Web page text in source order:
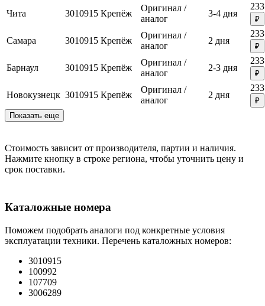
Чита 3010915 Крепёж
Оригинал /
аналог
3-4 дня
₽
Самара 3010915 Крепёж
Оригинал /
аналог
2 дня
₽
Барнаул 3010915 Крепёж
Оригинал /
аналог
2-3 дня
₽
Новокузнецк 3010915 Крепёж
Оригинал /
аналог
2 дня
₽
Показать еще
Стоимость зависит от производителя, партии и наличия.
Нажмите кнопку в строке региона, чтобы уточнить цену и
срок поставки.
Каталожные номера
Поможем подобрать аналоги под конкретные условия
эксплуатации техники. Перечень каталожных номеров:
3010915
100992
107709
3006289